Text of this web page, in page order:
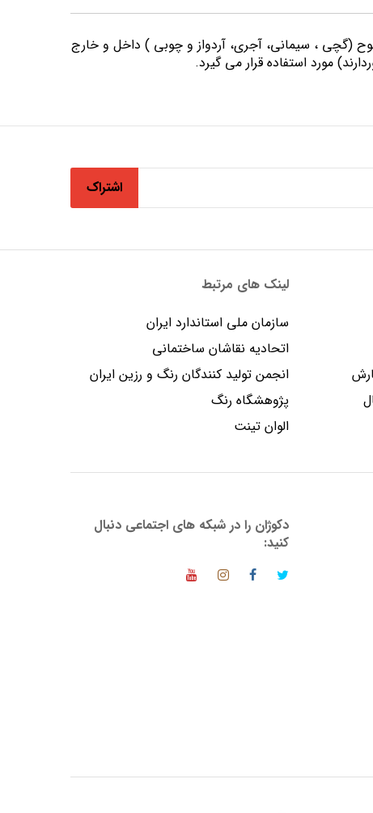
(گچی ، سیمانی، آجری، آردواز و چوبی ) داخل و خارج
اشتراک
لینک های مرتبط
سازمان ملی استاندارد ایران
اتحادیه نقاشان ساختمانی
انجمن توليد كنندگان رنگ و رزين ايران
پژوهشگاه رنگ
الوان تینت
دکوژان را در شبکه های اجتماعی دنبال
کنید: